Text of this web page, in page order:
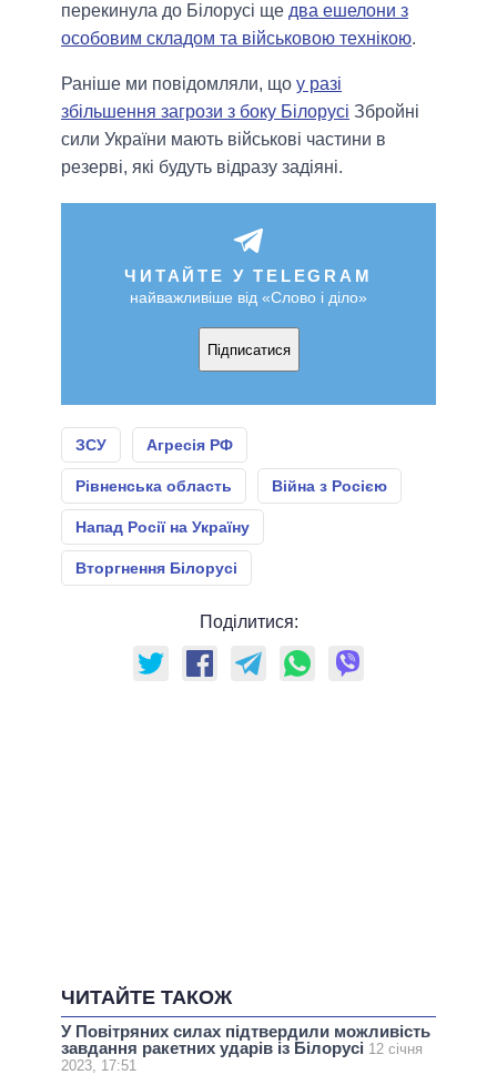
перекинула до Білорусі ще два ешелони з
особовим складом та військовою технікою.
Раніше ми повідомляли, що у разі
збільшення загрози з боку Білорусі Збройні
сили України мають військові частини в
резерві, які будуть відразу задіяні.
ЧИТАЙТЕ У TELEGRAM
найважливіше від «Слово і діло»
Підписатися
ЗСУ Агресія РФ
Рівненська область Війна з Росією
Напад Росії на Україну
Вторгнення Білорусі
Поділитися:
ЧИТАЙТЕ ТАКОЖ
У Повітряних силах підтвердили можливість
завдання ракетних ударів із Білорусі 12 січня
2023, 17:51